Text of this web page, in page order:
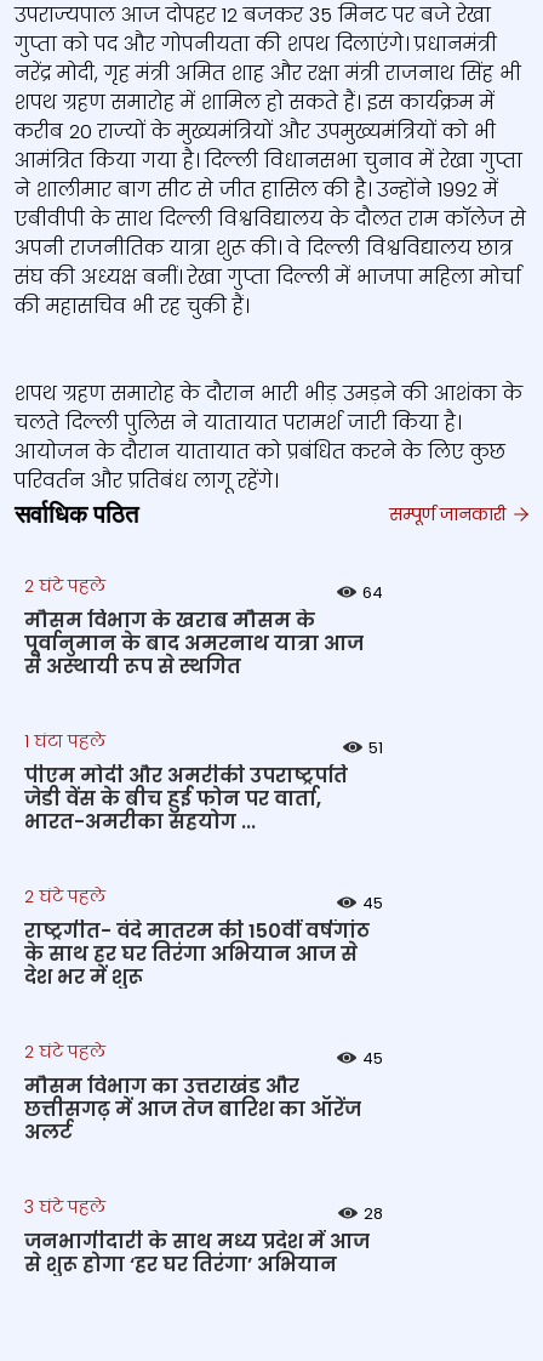
उपराज्यपाल आज दोपहर 12 बजकर 35 मिनट पर बजे रेखा
गुप्ता को पद और गोपनीयता की शपथ दिलाएंगे। प्रधानमंत्री
नरेंद्र मोदी, गृह मंत्री अमित शाह और रक्षा मंत्री राजनाथ सिंह भी
शपथ ग्रहण समारोह में शामिल हो सकते हैं। इस कार्यक्रम में
करीब 20 राज्यों के मुख्यमंत्रियों और उपमुख्यमंत्रियों को भी
आमंत्रित किया गया है। दिल्ली विधानसभा चुनाव में रेखा गुप्ता
ने शालीमार बाग सीट से जीत हासिल की है। उन्होंने 1992 में
एबीवीपी के साथ दिल्ली विश्वविद्यालय के दौलत राम कॉलेज से
अपनी राजनीतिक यात्रा शुरू की। वे दिल्ली विश्वविद्यालय छात्र
संघ की अध्यक्ष बनीं। रेखा गुप्ता दिल्ली में भाजपा महिला मोर्चा
की महासचिव भी रह चुकी हैं।
शपथ ग्रहण समारोह के दौरान भारी भीड़ उमड़ने की आशंका के
चलते दिल्ली पुलिस ने यातायात परामर्श जारी किया है।
आयोजन के दौरान यातायात को प्रबंधित करने के लिए कुछ
परिवर्तन और प्रतिबंध लागू रहेंगे।
सर्वाधिक पठित सम्पूर्ण जानकारी
2 घंटे पहले 64
मौसम विभाग के खराब मौसम के
पूर्वानुमान के बाद अमरनाथ यात्रा आज
से अस्थायी रूप से स्थगित
1 घंटा पहले 51
पीएम मोदी और अमरीकी उपराष्ट्रपति
जेडी वेंस के बीच हुई फोन पर वार्ता,
भारत-अमरीका सहयोग ...
2 घंटे पहले 45
राष्ट्रगीत- वंदे मातरम की 150वीं वर्षगांठ
के साथ हर घर तिरंगा अभियान आज से
देश भर में शुरू
2 घंटे पहले 45
मौसम विभाग का उत्तराखंड और
छत्तीसगढ़ में आज तेज बारिश का ऑरेंज
अलर्ट
3 घंटे पहले 28
जनभागीदारी के साथ मध्य प्रदेश में आज
से शुरू होगा ‘हर घर तिरंगा’ अभियान